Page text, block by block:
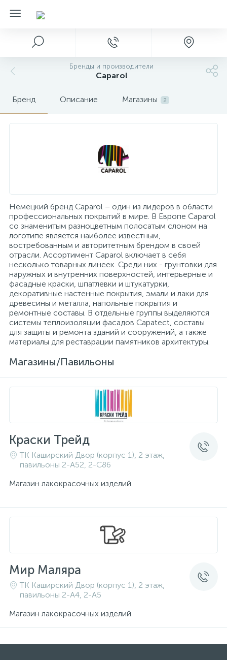
Бренды и производители
Caparol
Бренд Описание Магазины 2
Немецкий бренд Caparol – один из лидеров в области
профессиональных покрытий в мире. В Европе Caparol
со знаменитым разноцветным полосатым слоном на
логотипе является наиболее известным,
востребованным и авторитетным брендом в своей
отрасли. Ассортимент Caparol включает в себя
несколько товарных линеек. Среди них - грунтовки для
наружных и внутренних поверхностей, интерьерные и
фасадные краски, шпатлевки и штукатурки,
декоративные настенные покрытия, эмали и лаки для
древесины и металла, напольные покрытия и
ремонтные составы. В отдельные группы выделяются
системы теплоизоляции фасадов Capatect, составы
для защиты и ремонта зданий и сооружений, а также
материалы для реставрации памятников архитектуры.
Магазины/Павильоны
Краски Трейд
ТК Каширский Двор (корпус 1), 2 этаж,
павильоны 2-A52, 2-C86
Магазин лакокрасочных изделий
Мир Маляра
ТК Каширский Двор (корпус 1), 2 этаж,
павильоны 2-A4, 2-A5
Магазин лакокрасочных изделий